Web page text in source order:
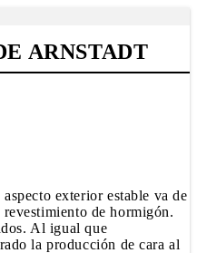
ARNSTADT
exterior estable va de
de hormigón.
Al igual que
la producción de cara al